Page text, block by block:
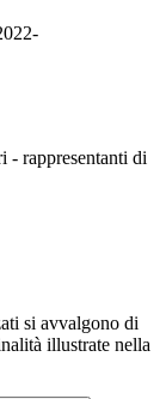
- rappresentanti di
si avvalgono di
illustrate nella